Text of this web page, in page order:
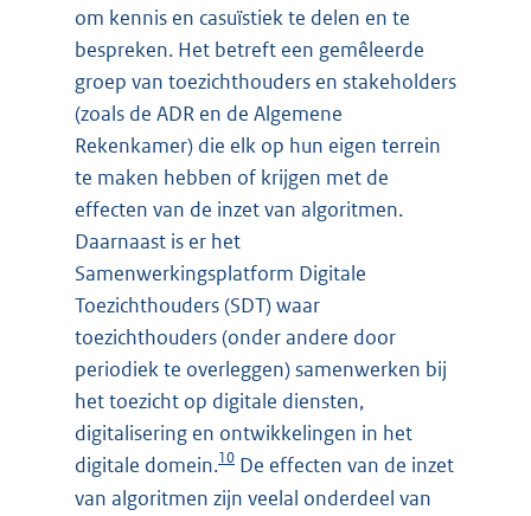
om kennis en casuïstiek te delen en te
bespreken. Het betreft een gemêleerde
groep van toezichthouders en stakeholders
(zoals de ADR en de Algemene
Rekenkamer) die elk op hun eigen terrein
te maken hebben of krijgen met de
effecten van de inzet van algoritmen.
Daarnaast is er het
Samenwerkingsplatform Digitale
Toezichthouders (SDT) waar
toezichthouders (onder andere door
periodiek te overleggen) samenwerken bij
het toezicht op digitale diensten,
digitalisering en ontwikkelingen in het
digitale domein.10 De effecten van de inzet
van algoritmen zijn veelal onderdeel van